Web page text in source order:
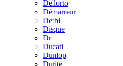
Dellorto
Démarreur
Derbi
Disque
Dr
Ducati
Dunlop
Durite